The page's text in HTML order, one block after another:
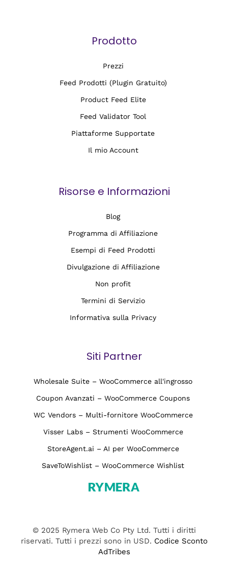
Prodotto
Prezzi
Feed Prodotti (Plugin Gratuito)
Product Feed Elite
Feed Validator Tool
Piattaforme Supportate
Il mio Account
Risorse e Informazioni
Blog
Programma di Affiliazione
Esempi di Feed Prodotti
Divulgazione di Affiliazione
Non profit
Termini di Servizio
Informativa sulla Privacy
Siti Partner
Wholesale Suite – WooCommerce all'ingrosso
Coupon Avanzati – WooCommerce Coupons
WC Vendors – Multi-fornitore WooCommerce
Visser Labs – Strumenti WooCommerce
StoreAgent.ai – AI per WooCommerce
SaveToWishlist – WooCommerce Wishlist
© 2025 Rymera Web Co Pty Ltd. Tutti i diritti
riservati. Tutti i prezzi sono in USD. Codice Sconto
AdTribes